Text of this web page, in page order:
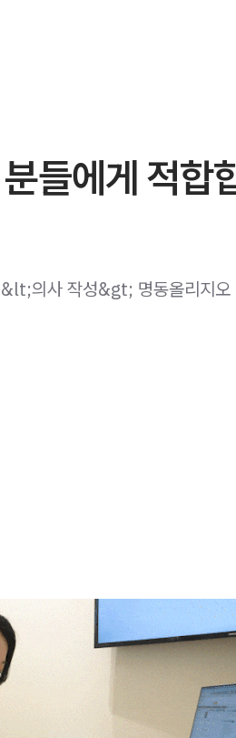
들에게 적합
의사 작성&gt; 명동올리지오